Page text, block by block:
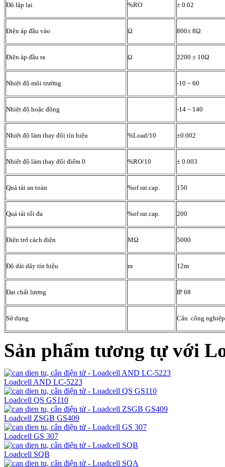
Độ lặp lại %RO ± 0.02
Điện áp đầu vào Ω 800± 8Ω
Điện áp đầu ra Ω 2200 ± 10Ω
Nhiệt độ môi trường -10 ~ 60
Nhiệt độ hoặc động -14 ~ 140
Nhiệt độ làm thay đổi tín hiệu %Load/10 ±0.002
Nhiệt độ làm thay đổi điểm 0 %RO/10 ± 0.003
Quá tải an toàn %of rat.cap. 150
Quá tải tối đa %of rat.cap. 200
Điện trở cách điện MΩ 5000
Độ dài dây tín hiệu m 12m
Đạt chất lượng IP 68
Sử dụng Cân công
Sản phẩm tương tự với
Loadcell AND LC-5223
Loadcell QS GS110
Loadcell ZSGB GS409
Loadcell GS 307
Loadcell SQB